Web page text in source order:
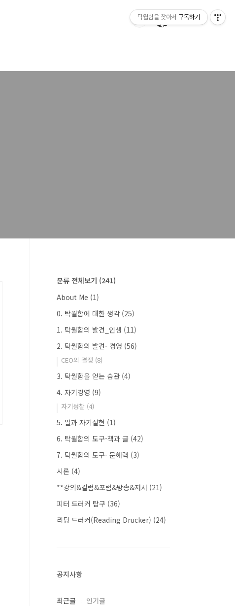
분류 전체보기 (241)
About Me (1)
0. 탁월함에 대한 생각 (25)
1. 탁월함의 발견_인생 (11)
2. 탁월함의 발견- 경영 (56)
CEO의 결정 (8)
3. 탁월함을 얻는 습관 (4)
4. 자기경영 (9)
자기성찰 (4)
5. 일과 자기실현 (1)
6. 탁월함의 도구-책과 글 (42)
7. 탁월함의 도구- 문해력 (3)
시론 (4)
**강의&칼럼&포럼&방송&저서 (21)
피터 드러커 탐구 (36)
리딩 드러커(Reading Drucker) (24)
공지사항
최근글 인기글
탁월함을 찾아서 구독하기